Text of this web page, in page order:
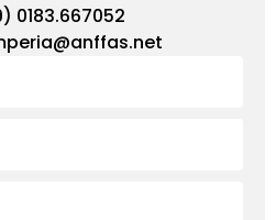
0183.667052